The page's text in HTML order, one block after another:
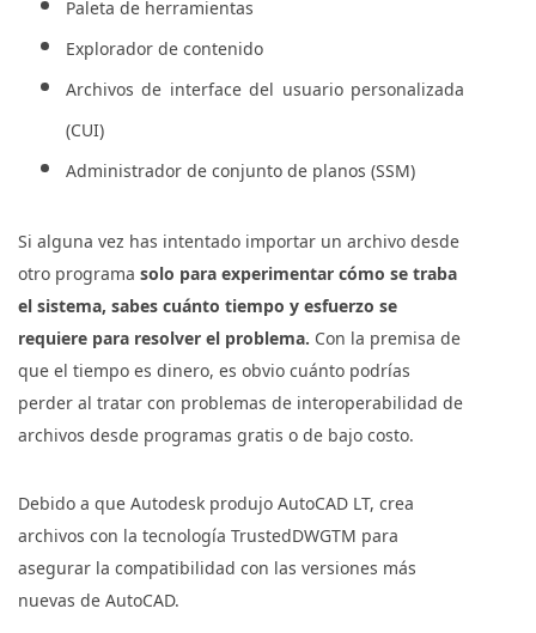
Paleta de herramientas
Explorador de contenido
Archivos de interface del usuario personalizada
(CUI)
Administrador de conjunto de planos (SSM)
Si alguna vez has intentado importar un archivo desde
otro programa solo para experimentar cómo se traba
el sistema, sabes cuánto tiempo y esfuerzo se
requiere para resolver el problema. Con la premisa de
que el tiempo es dinero, es obvio cuánto podrías
perder al tratar con problemas de interoperabilidad de
archivos desde programas gratis o de bajo costo.
Debido a que Autodesk produjo AutoCAD LT, crea
archivos con la tecnología TrustedDWGTM para
asegurar la compatibilidad con las versiones más
nuevas de AutoCAD.